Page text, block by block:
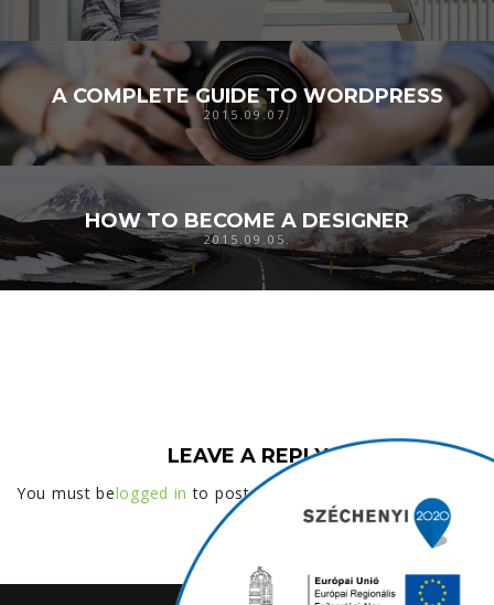
A COMPLETE GUIDE TO WORDPRESS
2015.09.07.
HOW TO BECOME A DESIGNER
2015.09.05.
LEAVE A REPLY
You must belogged in to post a comment.